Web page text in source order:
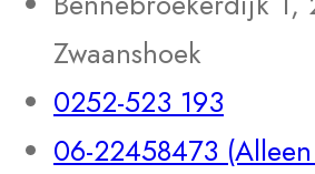
Zwaanshoek
0252-523 193
06-22458473